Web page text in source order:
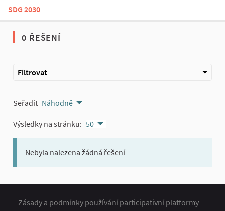
SDG 2030
0 ŘEŠENÍ
Filtrovat
Seřadit Náhodně
Výsledky na stránku: 50
Nebyla nalezena žádná řešení
Zásady a podmínky používání participativní platformy